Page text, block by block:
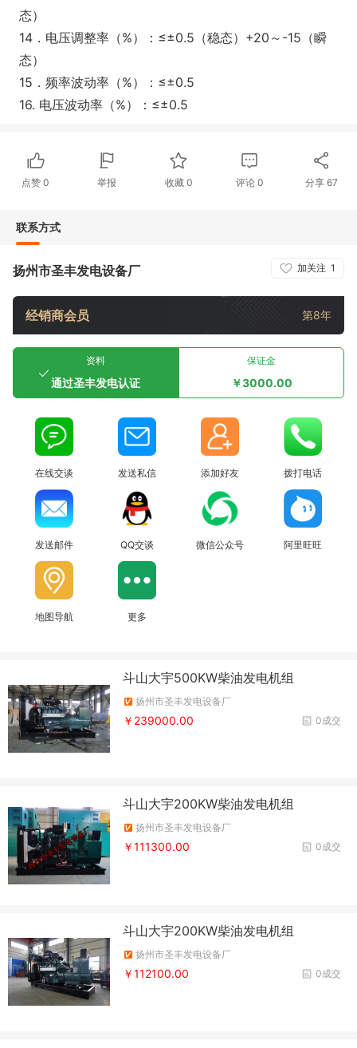
态）
14．电压调整率（%）：≤±0.5（稳态）+20～-15（瞬
态）
15．频率波动率（%）：≤±0.5
16. 电压波动率（%）：≤±0.5
点赞0 举报 收藏 0 评论0 分享 67
联系方式
加关注 1
扬州市圣丰发电设备厂
经销商会员 第8年
资料
通过圣丰发电认证
保证金
￥3000.00
在线交谈 发送私信 添加好友 拨打电话
发送邮件 QQ交谈 微信公众号 阿里旺旺
地图导航 更多
斗山大宇500KW柴油发电机组
扬州市圣丰发电设备厂
0成交
￥239000.00
斗山大宇200KW柴油发电机组
扬州市圣丰发电设备厂
0成交
￥111300.00
斗山大宇200KW柴油发电机组
扬州市圣丰发电设备厂
0成交
￥112100.00